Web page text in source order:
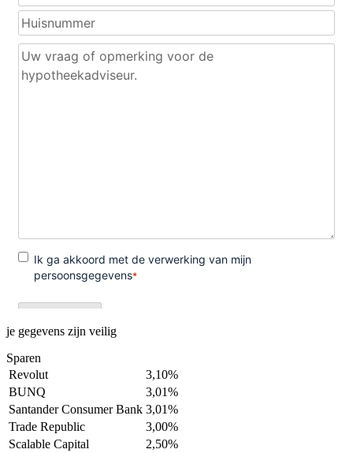
je gegevens zijn veilig
Sparen
Revolut
3,10%
BUNQ
3,01%
Santander Consumer Bank 3,01%
Trade Republic
3,00%
Scalable Capital
2,50%